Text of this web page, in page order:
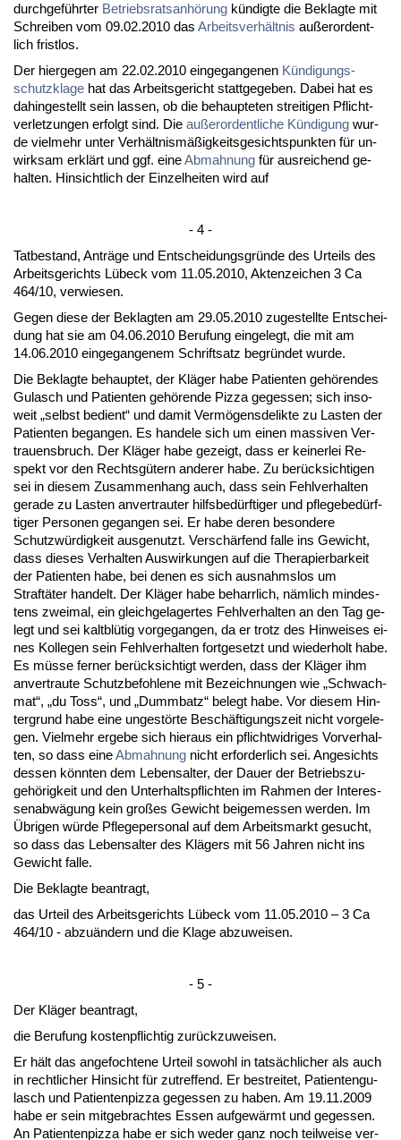
durch­geführ­ter Be­triebs­rats­anhörung kündig­te die Be­klag­te mit
Schrei­ben vom 09.02.2010 das Ar­beits­verhält­nis außer­or­dent­
lich frist­los.
Der hier­ge­gen am 22.02.2010 ein­ge­gan­ge­nen Kündi­gungs­
schutz­kla­ge hat das Ar­beits­ge­richt statt­ge­ge­ben. Da­bei hat es
da­hin­ge­stellt sein las­sen, ob die be­haup­te­ten strei­ti­gen Pflicht­
ver­let­zun­gen er­folgt sind. Die außer­or­dent­li­che Kündi­gung wur­
de viel­mehr un­ter Verhält­nismäßig­keits­ge­sichts­punk­ten für un­
wirk­sam erklärt und ggf. ei­neAb­mah­nung für aus­rei­chend ge­
hal­ten. Hin­sicht­lich der Ein­zel­hei­ten wird auf
- 4 -
Tat­be­stand, Anträge und Ent­schei­dungs­gründe des Ur­teils des
Ar­beits­ge­richts Lübeck vom 11.05.2010, Ak­ten­zei­chen 3 Ca
464/10, ver­wie­sen.
Ge­gen die­se der Be­klag­ten am 29.05.2010 zu­ge­stell­te Ent­schei­
dung hat sie am 04.06.2010 Be­ru­fung ein­ge­legt, die mit am
14.06.2010 ein­ge­gan­ge­nem Schrift­satz be­gründet wur­de.
Die Be­klag­te be­haup­tet, der Kläger ha­be Pa­ti­en­ten gehören­des
Gu­lasch und Pa­ti­en­ten gehören­de Piz­za ge­ges­sen; sich in­so­
weit „selbst be­dient“ und da­mit Vermögens­de­lik­te zu Las­ten der
Pa­ti­en­ten be­gan­gen. Es han­de­le sich um ei­nen mas­si­ven Ver­
trau­ens­bruch. Der Kläger ha­be ge­zeigt, dass er kei­ner­lei Re­
spekt vor den Rechtsgütern an­de­rer ha­be. Zu berück­sich­ti­gen
sei in die­sem Zu­sam­men­hang auch, dass sein Fehl­ver­hal­ten
ge­ra­de zu Las­ten an­ver­trau­ter hilfs­bedürf­ti­ger und pfle­ge­bedürf­
ti­ger Per­so­nen ge­gan­gen sei. Er ha­be de­ren be­son­de­re
Schutzwürdig­keit aus­ge­nutzt. Verschärfend fal­le ins Ge­wicht,
dass die­ses Ver­hal­ten Aus­wir­kun­gen auf die The­ra­pier­bar­keit
der Pa­ti­en­ten ha­be, bei de­nen es sich aus­nahms­los um
Straftäter han­delt. Der Kläger ha­be be­harr­lich, nämlich min­des­
tens zwei­mal, ein gleich­ge­la­ger­tes Fehl­ver­hal­ten an den Tag ge­
legt und sei kalt­blütig vor­ge­gan­gen, da er trotz des Hin­wei­ses ei­
nes Kol­le­gen sein Fehl­ver­hal­ten fort­ge­setzt und wie­der­holt ha­be.
Es müsse fer­ner berück­sich­tigt wer­den, dass der Kläger ihm
an­ver­trau­te Schutz­be­foh­le­ne mit Be­zeich­nun­gen wie „Schwach­
mat“, „du Toss“, und „Dumm­batz“ be­legt ha­be. Vor die­sem Hin­
ter­grund ha­be ei­ne un­gestörte Beschäfti­gungs­zeit nicht vor­ge­le­
gen. Viel­mehr er­ge­be sich hier­aus ein pflicht­wid­ri­ges Vor­ver­hal­
ten, so dass ei­neAb­mah­nung nicht er­for­der­lich sei. An­ge­sichts
des­sen könn­ten dem Le­bens­al­ter, der Dau­er der Be­triebs­zu­
gehörig­keit und den Un­ter­halts­pflich­ten im Rah­men der In­ter­es­
sen­abwägung kein großes Ge­wicht bei­ge­mes­sen wer­den. Im
Übri­gen würde Pfle­ge­per­so­nal auf dem Ar­beits­markt ge­sucht,
so dass das Le­bens­al­ter des Klägers mit 56 Jah­ren nicht ins
Ge­wicht fal­le.
Die Be­klag­te be­an­tragt,
das Ur­teil des Ar­beits­ge­richts Lübeck vom 11.05.2010 – 3 Ca
464/10 - ab­zuändern und die Kla­ge ab­zu­wei­sen.
- 5 -
Der Kläger be­an­tragt,
die Be­ru­fung kos­ten­pflich­tig zurück­zu­wei­sen.
Er hält das an­ge­foch­te­ne Ur­teil so­wohl in tatsäch­li­cher als auch
in recht­li­cher Hin­sicht für zu­tref­fend. Er be­strei­tet, Pa­ti­en­ten­gu­
lasch und Pa­ti­en­ten­piz­za ge­ges­sen zu ha­ben. Am 19.11.2009
ha­be er sein mit­ge­brach­tes Es­sen auf­gewärmt und ge­ges­sen.
An Pa­ti­en­ten­piz­za ha­be er sich we­der ganz noch teil­wei­se ver­